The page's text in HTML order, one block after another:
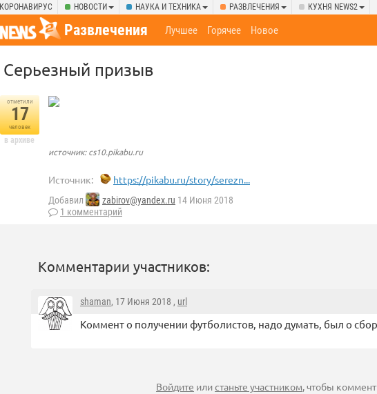
КОРОНАВИРУС НОВОСТИ НАУКА И ТЕХНИКА РАЗВЛЕЧЕНИЯ КУХНЯ NEWS2
Развлечения Лучшее Горячее Новое
Серьезный призыв
отметили
17
человек
в архиве
источник: cs10.pikabu.ru
Источник: https://pikabu.ru/story/serezn...
Добавил zabirov@yandex.ru 14 Июня 2018
1 комментарий
Комментарии участников:
shaman, 17 Июня 2018 , url
Коммент о получении футболистов, надо думать, был о
Войдите илистаньте участником, чтобы